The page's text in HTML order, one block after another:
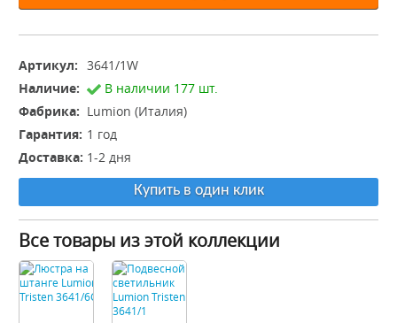
Артикул: 3641/1W
Наличие:
В наличии 177 шт.
Фабрика: Lumion (Италия)
Гарантия: 1 год
Доставка: 1-2 дня
Купить в один клик
Все товары из этой коллекции